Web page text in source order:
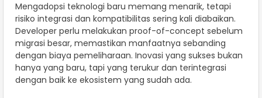
Mengadopsi teknologi baru memang menarik, tetapi
risiko integrasi dan kompatibilitas sering kali diabaikan.
Developer perlu melakukan proof-of-concept sebelum
migrasi besar, memastikan manfaatnya sebanding
dengan biaya pemeliharaan. Inovasi yang sukses bukan
hanya yang baru, tapi yang terukur dan terintegrasi
dengan baik ke ekosistem yang sudah ada.